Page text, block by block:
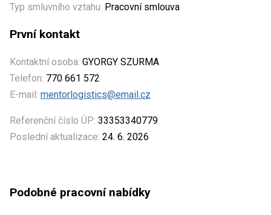
Typ smluvního vztahu: Pracovní smlouva
První kontakt
Kontaktní osoba: GYORGY SZURMA
Telefon: 770 661 572
E-mail: mentorlogistics@email.cz
Referenční číslo ÚP: 33353340779
Poslední aktualizace: 24. 6. 2026
Podobné pracovní nabídky